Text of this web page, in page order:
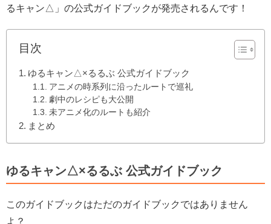
るキャン△」の公式ガイドブックが発売されるんです！
目次
ゆるキャン△×るるぶ 公式ガイドブック
アニメの時系列に沿ったルートで巡礼
劇中のレシピも大公開
未アニメ化のルートも紹介
まとめ
ゆるキャン△×るるぶ 公式ガイドブック
このガイドブックはただのガイドブックではありません
よ？